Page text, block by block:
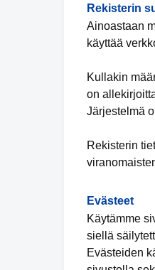
Rekisterin
Ainoastaan
käyttää
Kullakin
on
Järjestelmä
Rekisterin
Evästeet
Käytämme
siellä
Evästeiden